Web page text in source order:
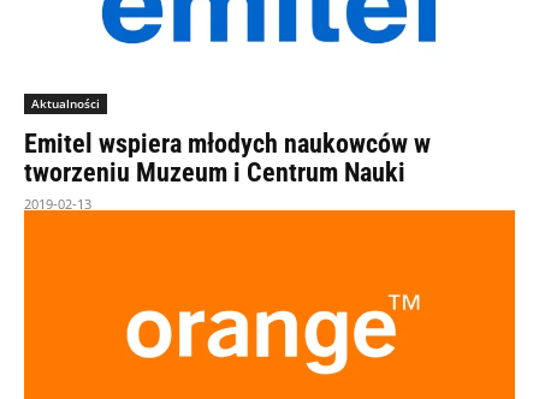
Aktualności
Emitel wspiera młodych naukowców w
tworzeniu Muzeum i Centrum Nauki
2019-02-13